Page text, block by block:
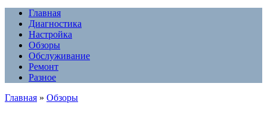
Главная
Диагностика
Настройка
Обзоры
Обслуживание
Ремонт
Разное
Главная » Обзоры